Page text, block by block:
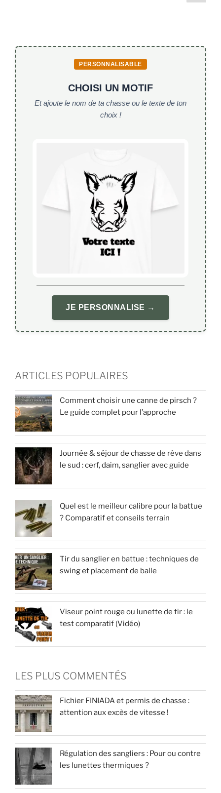
k
PERSONNALISABLE
CHOISI UN MOTIF
Et ajoute le nom de ta chasse ou le texte de ton
choix !
JE PERSONNALISE →
ARTICLES POPULAIRES
Comment choisir une canne de pirsch ?
Le guide complet pour l’approche
Journée & séjour de chasse de rêve dans
le sud : cerf, daim, sanglier avec guide
Quel est le meilleur calibre pour la battue
? Comparatif et conseils terrain
Tir du sanglier en battue : techniques de
swing et placement de balle
Viseur point rouge ou lunette de tir : le
test comparatif (Vidéo)
LES PLUS COMMENTÉS
Fichier FINIADA et permis de chasse :
attention aux excès de vitesse !
Régulation des sangliers : Pour ou contre
les lunettes thermiques ?